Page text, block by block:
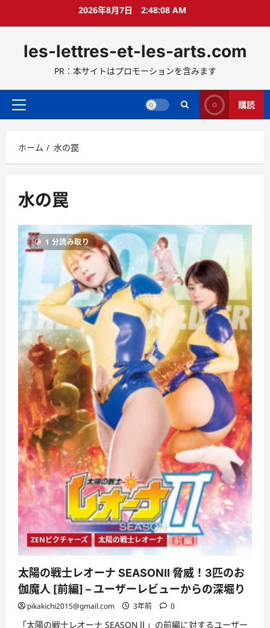
ス
ッ
2026年8月7日 2:48:09 AM
les-lettres-et-les-arts.com
PR：本サイトはプロモーションを含みます
メ
メ
ニ
ー
購読
ホーム 水の罠
水の罠
1 分読み取り
ZENピクチャーズ 太陽の戦士レオーナ
太陽の戦士レオーナ SEASONⅡ 脅威！3匹のお
伽魔人 [前編] – ユーザーレビューからの深堀り
pikakichi2015@gmail.com 3年前 0
「太陽の戦士レオーナ SEASONⅡ」の前編に対するユーザー